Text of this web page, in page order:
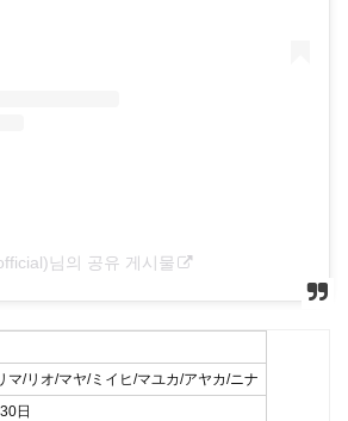
님의 공유 게시물
マ/リオ/マヤ/ミイヒ/マユカ/アヤカ/ニナ
日